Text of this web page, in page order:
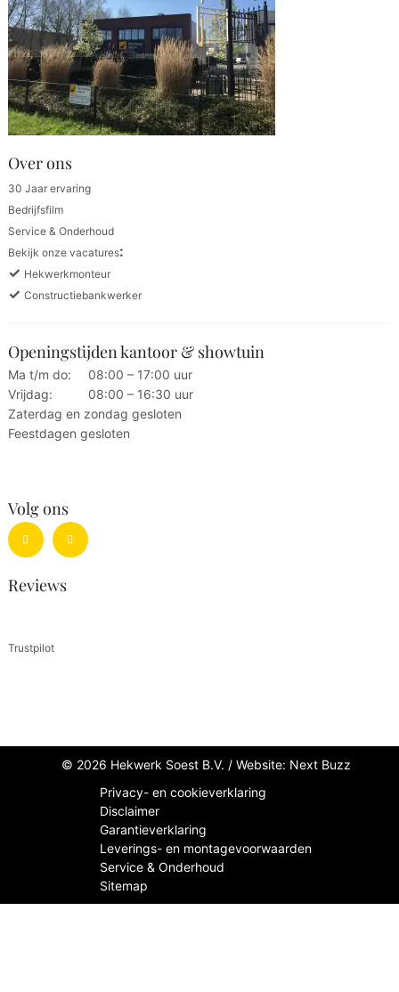
Over ons
30 Jaar ervaring
Bedrijfsfilm
Service & Onderhoud
Bekijk onze vacatures:
✓ Hekwerkmonteur
✓ Constructiebankwerker
Openingstijden kantoor & showtuin
Ma t/m do:
08:00 – 17:00 uur
Vrijdag:
08:00 – 16:30 uur
Zaterdag en zondag gesloten
Feestdagen gesloten
Volg ons
Reviews
Trustpilot
© 2026 Hekwerk Soest B.V. / Website: Next Buzz
Privacy- en cookieverklaring
Disclaimer
Garantieverklaring
Leverings- en montagevoorwaarden
Service & Onderhoud
Sitemap